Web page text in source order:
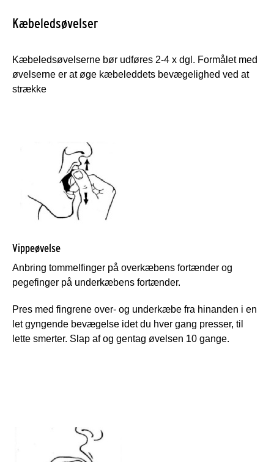
Kæbeledsøvelser
Kæbeledsøvelserne bør udføres 2-4 x dgl. Formålet med
øvelserne er at øge kæbeleddets bevægelighed ved at
strække
Vippeøvelse
Anbring tommelfinger på overkæbens fortænder og
pegefinger på underkæbens fortænder.
Pres med fingrene over- og underkæbe fra hinanden i en
let gyngende bevægelse idet du hver gang presser, til
lette smerter. Slap af og gentag øvelsen 10 gange.